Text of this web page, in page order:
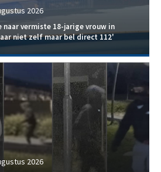
2026
vermiste 18-jarige vrouw in
niet zelf maar bel direct 112'
2026